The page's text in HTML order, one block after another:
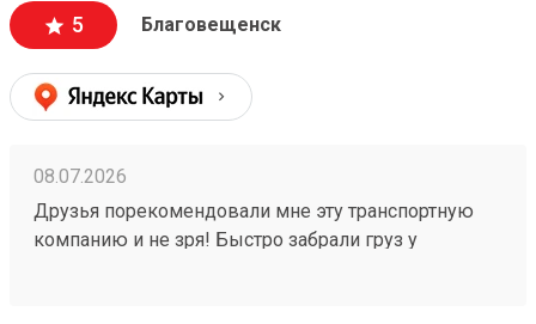
5 Благовещенск
08.07.2026
Друзья порекомендовали мне эту транспортную
компанию и не зря! Быстро забрали груз у